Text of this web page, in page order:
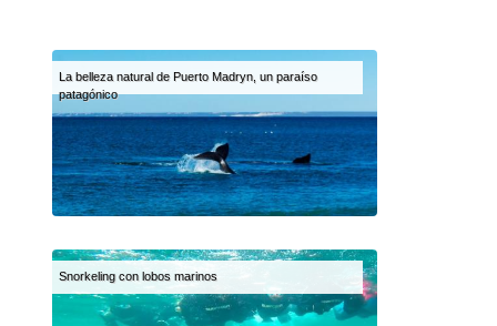
La belleza natural de Puerto Madryn, un paraíso
patagónico
Snorkeling con lobos marinos